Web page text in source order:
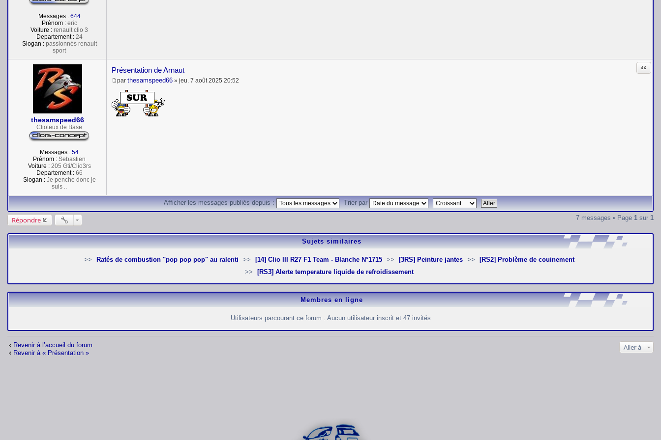
Messages : 644
Prénom :eric
Voiture : renault clio 3
Departement :24
Slogan :passionnés renault
sport
thesamspeed66
Clioteux de Base
Messages : 54
Prénom : Sebastien
Voiture :205 Gti/Clio3rs
Departement :66
Slogan :Je penche donc je
suis ..
Présentation de Arnaut
M
e
s
s
a
par thesamspeed66 » jeu. 7 août 2025 20:52
Afficher les messages publiés depuis : Trier par
Répondre 7 messages • Page 1 sur 1
Sujets similaires
Ratés de combustion "pop pop pop" au ralenti [14] Clio III R27 F1 Team - Blanche N°1715 [3RS] Peinture jantes
[RS2] Problème de couinement
[RS3] Alerte temperature liquide de refroidissement
Membres en ligne
Utilisateurs parcourant ce forum : Aucun utilisateur inscrit et 47 invités
Revenir à l’accueil du forum
Revenir à « Présentation »
Aller à